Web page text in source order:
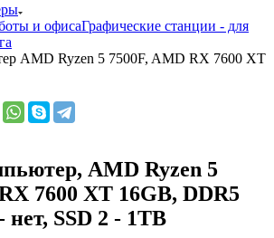
и офисаГрафические станции - для
AMD Ryzen 5 7500F, AMD RX 7600 XT
AMD Ryzen 5
7600 XT 16GB, DDR5
нет, SSD 2 - 1TB